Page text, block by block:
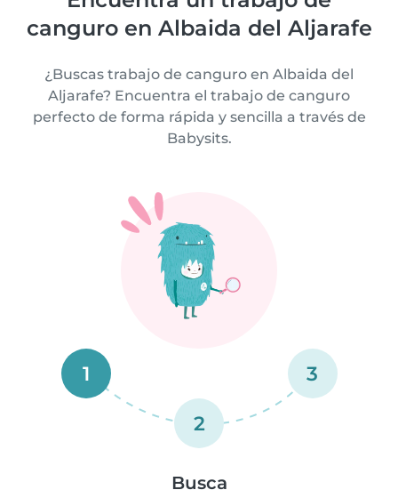
canguro en Albaida del Aljarafe
¿Buscas trabajo de canguro en Albaida del
Aljarafe? Encuentra el trabajo de canguro
perfecto de forma rápida y sencilla a través de
Babysits.
1
2
3
Busca